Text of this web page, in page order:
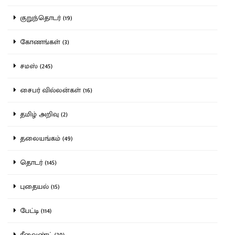
குறுந்தொடர் (19)
கோணங்கள் (3)
சமஸ் (245)
சைபர் வில்லன்கள் (16)
தமிழ் அறிவு (2)
தலையங்கம் (49)
தொடர் (145)
புதையல் (15)
பேட்டி (114)